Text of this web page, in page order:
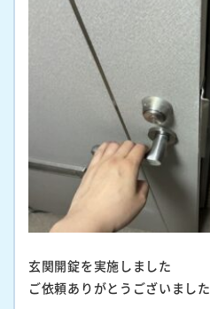
玄関開錠を実施しました
ご依頼ありがとうございました